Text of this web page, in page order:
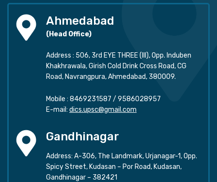
Ahmedabad
(Head Office)
Address : 506, 3rd EYE THREE (III), Opp. Induben
Khakhrawala, Girish Cold Drink Cross Road, CG
Road, Navrangpura, Ahmedabad, 380009.
Mobile : 8469231587 / 9586028957
E-mail: dics.upsc@gmail.com
Gandhinagar
Address: A-306, The Landmark, Urjanagar-1, Opp.
Spicy Street, Kudasan – Por Road, Kudasan,
Gandhinagar – 382421